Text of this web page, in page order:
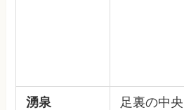
湧泉
足裏の中央